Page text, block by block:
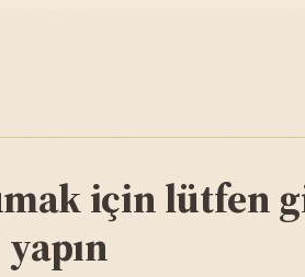
için lütfen
yapın